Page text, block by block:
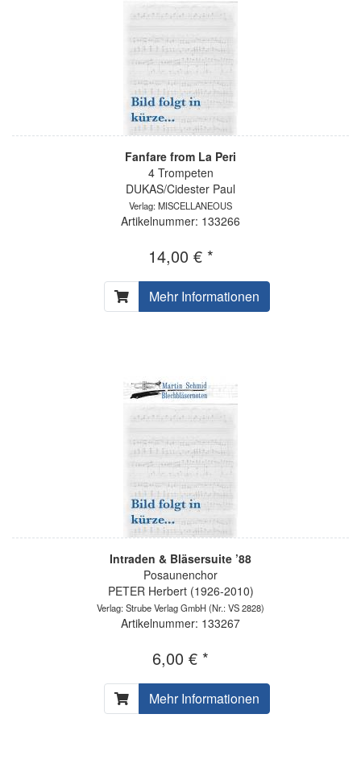
Fanfare from La Peri
4 Trompeten
DUKAS/Cidester Paul
Verlag: MISCELLANEOUS
Artikelnummer: 133266
14,00 € *
Mehr Informationen
Intraden & Bläsersuite ’88
Posaunenchor
PETER Herbert (1926-2010)
Verlag: Strube Verlag GmbH(Nr.: VS 2828)
Artikelnummer: 133267
6,00 € *
Mehr Informationen